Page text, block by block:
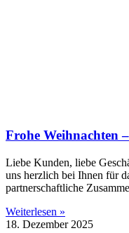
Frohe Weihnachten
Liebe Kunden, liebe
uns herzlich bei Ihnen für
partnerschaftliche
Weiterlesen »
18. Dezember 2025